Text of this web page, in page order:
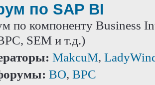
по SAP BI
по компоненту Business
SEM и т.д.)
MakcuM,
BO, BPC